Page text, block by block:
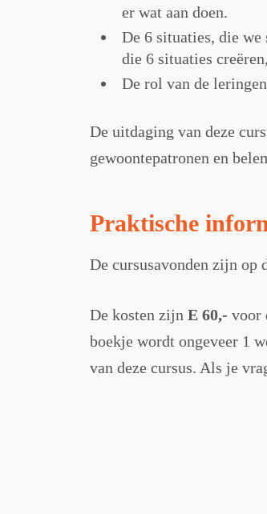
er wat aan doen.
De 6 situaties, die we
die 6 situaties
De rol van de
De uitdaging van deze
gewoontepatronen en
Praktische
De cursusavonden zijn op
De kosten zijn E 60,- voor
boekje wordt ongeveer 1
van deze cursus. Als je